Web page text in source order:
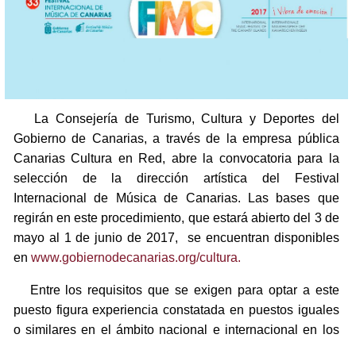
La Consejería de Turismo, Cultura y Deportes del
Gobierno de Canarias, a través de la empresa pública
Canarias Cultura en Red, abre la convocatoria para la
selección de la dirección artística del Festival
Internacional de Música de Canarias. Las bases que
regirán en este procedimiento, que estará abierto del 3 de
mayo al 1 de junio de 2017, se encuentran disponibles
en www.gobiernodecanarias.org/cultura.
Entre los requisitos que se exigen para optar a este
puesto figura experiencia constatada en puestos iguales
o similares en el ámbito nacional e internacional en los